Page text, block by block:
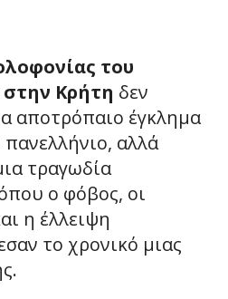
του
Κρήτη δεν
αποτρόπαιο έγκλημα
αλλά
τραγωδία
ο φόβος, οι
η έλλειψη
το χρονικό μιας